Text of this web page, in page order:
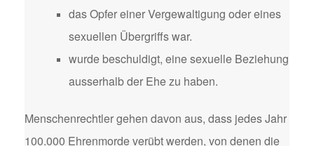
das Opfer einer Vergewaltigung oder eines
sexuellen Übergriffs war.
wurde beschuldigt, eine sexuelle Beziehung
ausserhalb der Ehe zu haben.
Menschenrechtler gehen davon aus, dass jedes Jahr
100.000 Ehrenmorde verübt werden, von denen die